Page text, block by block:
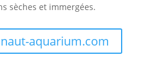
sèches et immergées.
aquarium.com